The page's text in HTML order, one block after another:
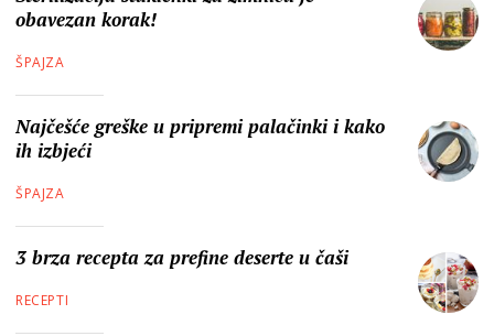
obavezan korak!
ŠPAJZA
Najčešće greške u pripremi palačinki i kako
ih izbjeći
ŠPAJZA
3 brza recepta za prefine deserte u čaši
RECEPTI